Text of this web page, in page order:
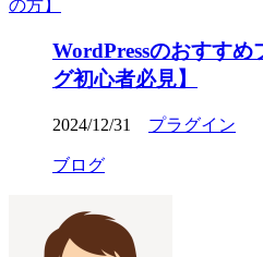
WordPressのおすすめ
グ初心者必見】
2024/12/31 プラグイン
ブログ